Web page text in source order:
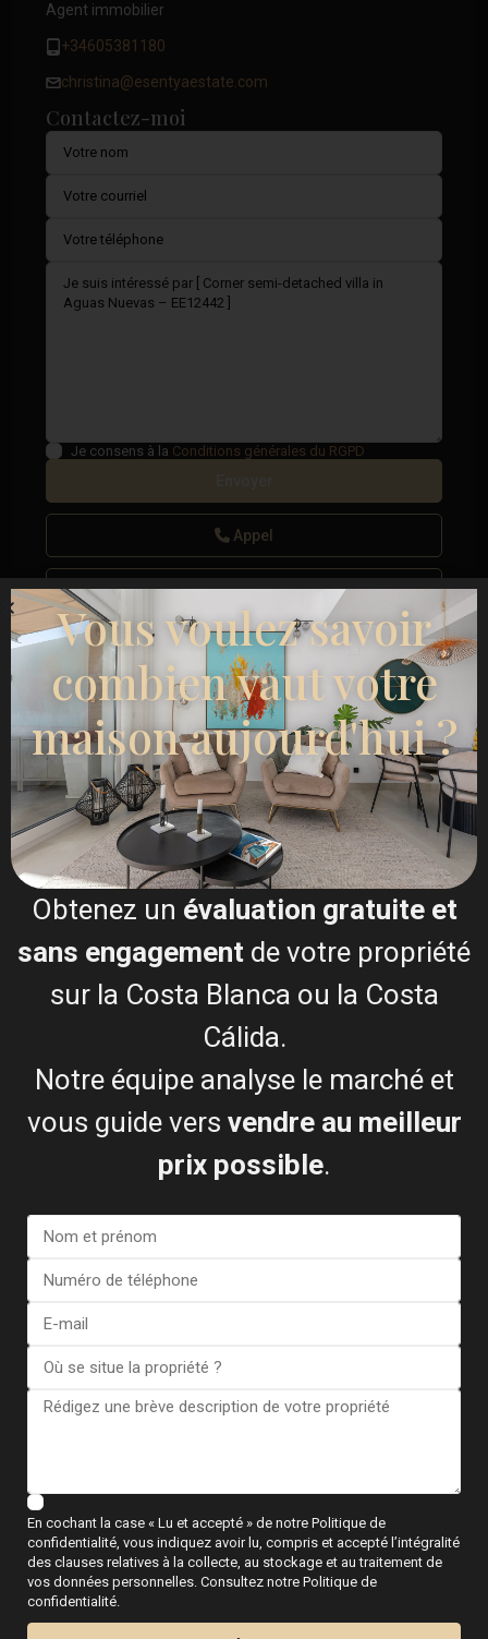
Agent immobilier
+34605381180
christina@esentyaestate.com
Contactez-moi
Je consens à la Conditions générales du RGPD
Appel
WhatsApp
Plans d'étage
Vous voulez savoir
combien vaut votre
maison aujourd'hui ?
Obtenez un évaluation gratuite et
sans engagement de votre propriété
sur la Costa Blanca ou la Costa
Cálida.
Notre équipe analyse le marché et
vous guide vers vendre au meilleur
prix possible.
En cochant la case « Lu et accepté » de notre Politique de
confidentialité, vous indiquez avoir lu, compris et accepté l’intégralité
des clauses relatives à la collecte, au stockage et au traitement de
vos données personnelles. Consultez notre Politique de
confidentialité.